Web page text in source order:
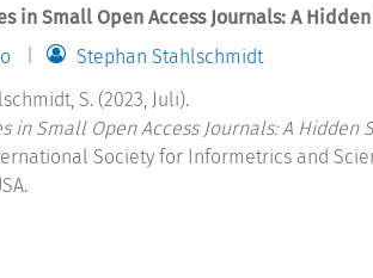
in Small Open Access Journals: A
Stephan Stahlschmidt
S. (2023, Juli).
in Small Open Access Journals: A Hidden
Society for Informetrics and